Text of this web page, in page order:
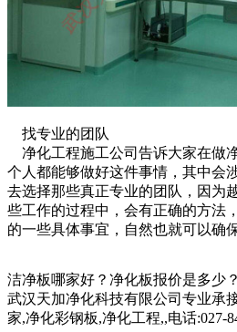
找专业的团队
净化工程施工公司告诉大家在做
个人都能够做好这件事情，其中会
去选择那些真正专业的团队，因为
些工作的过程中，会有正确的方法
的一些具体事宜，自然也就可以确
洁净板哪家好？净化板报价是多少
武汉天加净化科技有限公司专业承
家,净化彩钢板,净化工程,,电话:027-